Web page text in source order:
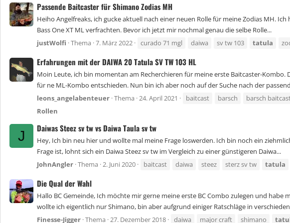
Passende Baitcaster für Shimano Zodias MH
Heiho Angelfreaks, ich gucke aktuell nach einer neuen Rolle für meine Zodias MH.
Bass One XT ML verfrachten. Bevor ich jetzt mir nochmal genau die selbe Rolle...
justWolfi Thema 7. März 2022 curado 71 mgl daiwa sv tw 103 tatula
Erfahrungen mit der DAIWA 20 Tatula SV TW 103 HL
Moin Leute, ich bin momentan am Recherchieren für meine erste Baitcaster-
für ne ML-Kombo entschieden. Nun bin ich aber noch auf der Suche nach der
leons_angelabenteuer Thema 24. April 2021 baitcast barsch barsch
Rollen
J
Daiwas Steez sv tw vs Daiwa Taula sv tw
Hey, Ich bin neu hier und wollte mal meine Frage loswerden. Ich bin noch ein
Frage ist, lohnt sich ein Daiwa Steez sv tw im Vergleich zu einer günstigeren Daiwa...
JohnAngler Thema 2. Juni 2020 baitcast daiwa steez sterz sv tw tatula
Die Qual der Wahl
Hallo BC Gemeinde, Ich möchte mir gerne meine erste BC Combo zulegen und
wollte ich eigentlich nur Shimano, bin aber aufgrund einiger Ratschläge in
Finesse-Jigger Thema 27. Dezember 2018 daiwa major craft shimano